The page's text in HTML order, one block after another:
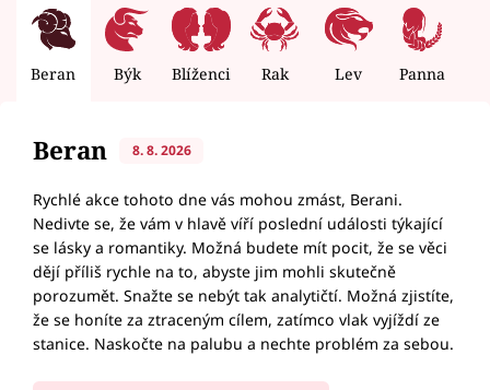
Beran Býk Blíženci Rak Lev Panna
Beran 8. 8. 2026
Rychlé akce tohoto dne vás mohou zmást, Berani.
Nedivte se, že vám v hlavě víří poslední události týkající
se lásky a romantiky. Možná budete mít pocit, že se věci
dějí příliš rychle na to, abyste jim mohli skutečně
porozumět. Snažte se nebýt tak analytičtí. Možná zjistíte,
že se honíte za ztraceným cílem, zatímco vlak vyjíždí ze
stanice. Naskočte na palubu a nechte problém za sebou.